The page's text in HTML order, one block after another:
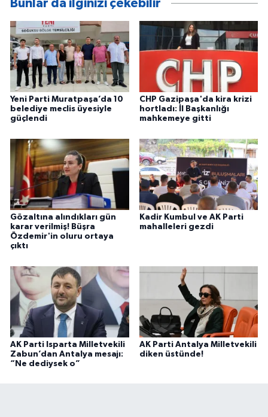
Bunlar da ilginizi çekebilir
Yeni Parti Muratpaşa’da 10
belediye meclis üyesiyle
güçlendi
CHP Gazipaşa'da kira krizi
hortladı: İl Başkanlığı
mahkemeye gitti
Gözaltına alındıkları gün
karar verilmiş! Büşra
Özdemir'in oluru ortaya
çıktı
Kadir Kumbul ve AK Parti
mahalleleri gezdi
AK Parti Isparta Milletvekili
Zabun’dan Antalya mesajı:
“Ne dediysek o”
AK Parti Antalya Milletvekili
diken üstünde!